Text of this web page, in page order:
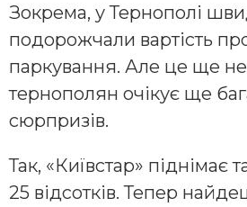
Зокрема, у Тернополі
подорожчали вартість
паркування. Але це ще не
тернополян очікує ще
сюрпризів.
Так, «Київстар»
25 відсотків. Тепер